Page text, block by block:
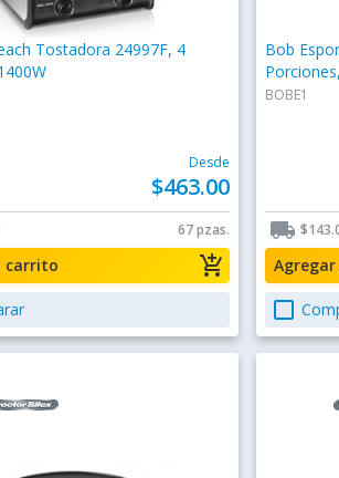
Tostadora 24997F, 4
Desde
$463.00
67 pzas.
add_shopping_cart
carrito
Bob
BOBE1
local_shipping
check_box_outline_blank